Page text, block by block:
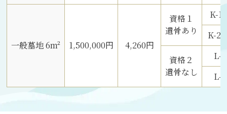
一般墓地 6m² 1,500,000円 4,260円
資格１
遺骨あり
K-1
K-2
資格２
遺骨なし
L-
L-